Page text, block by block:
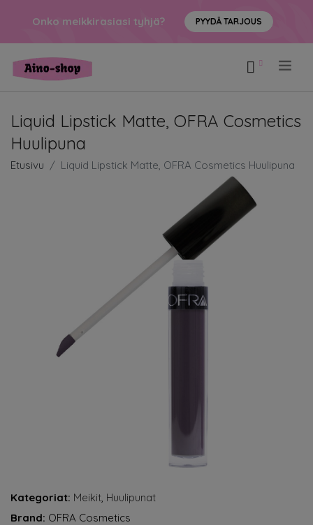
Onko meikkirasiasi tyhjä? PYYDÄ TARJOUS
Liquid Lipstick Matte, OFRA Cosmetics
Huulipuna
Etusivu Liquid Lipstick Matte, OFRA Cosmetics Huulipuna
Kategoriat: Meikit, Huulipunat
Brand: OFRA Cosmetics